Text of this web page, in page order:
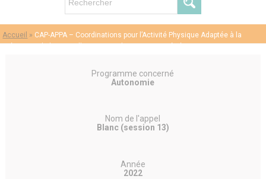
Accueil » CAP-APPA – Coordinations pour l’Activité Physique Adaptée à la
Prévention de la Perte d’Autonomie des personnes âgées
Programme concerné
Autonomie
Nom de l'appel
Blanc (session 13)
Année
2022